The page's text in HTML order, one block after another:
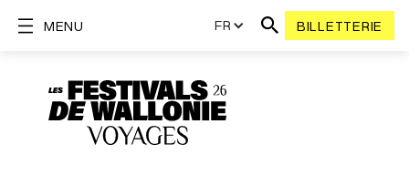
FR BILLETTERIE
MENU